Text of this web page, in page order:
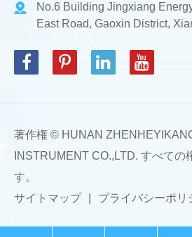
No.6 Building Jingxiang
East Road, Gaoxin District,
著作権 © HUNAN
INSTRUMENT CO.,LTD. すべての
す。
サイトマップ
プライバシーポリ